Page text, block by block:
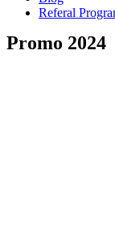
Referal
Promo 2024